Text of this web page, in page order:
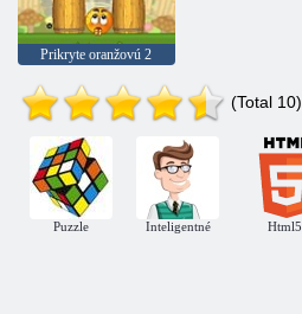
Prikryte oranžovú 2
(Total 10)
Puzzle Inteligentné Html5